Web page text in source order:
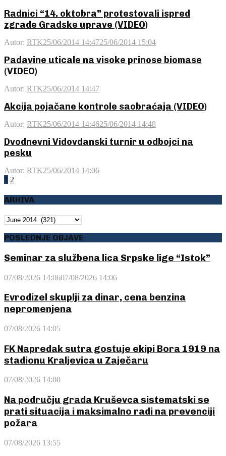
Radnici “14. oktobra” protestovali ispred
zgrade Gradske uprave (VIDEO)
Autor: RTK25/06/2014 14:4725/06/2014 15:04
Padavine uticale na visoke prinose biomase
(VIDEO)
Autor: RTK25/06/2014 14:47
Akcija pojačane kontrole saobraćaja (VIDEO)
Autor: RTK25/06/2014 14:4625/06/2014 14:48
Dvodnevni Vidovdanski turnir u odbojci na
pesku
Autor: RTK25/06/2014 14:06
Posts
pagination
1 2
ARHIVA
ARHIVA
POSLEDNJE OBJAVE
Seminar za službena lica Srpske lige “Istok”
07/08/2026 14:0607/08/2026 14:06
Evrodizel skuplji za dinar, cena benzina
nepromenjena
07/08/2026 14:05
FK Napredak sutra gostuje ekipi Bora 1919 na
stadionu Kraljevica u Zaječaru
07/08/2026 14:00
Na području grada Kruševca sistematski se
prati situacija i maksimalno radi na prevenciji
požara
07/08/2026 13:55